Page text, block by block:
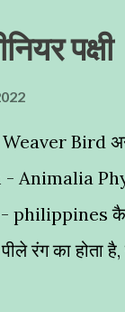
पक्षी
Bird
Animalia
कैसा
रंग का होता